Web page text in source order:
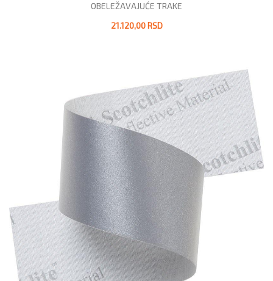
OBELEŽAVAJUĆE TRAKE
21.120,00 RSD